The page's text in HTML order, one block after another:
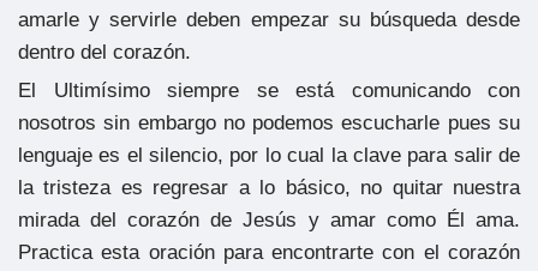
amarle y servirle deben empezar su búsqueda desde
dentro del corazón.
El Ultimísimo siempre se está comunicando con
nosotros sin embargo no podemos escucharle pues su
lenguaje es el silencio, por lo cual la clave para salir de
la tristeza es regresar a lo básico, no quitar nuestra
mirada del corazón de Jesús y amar como Él ama.
Practica esta oración para encontrarte con el corazón